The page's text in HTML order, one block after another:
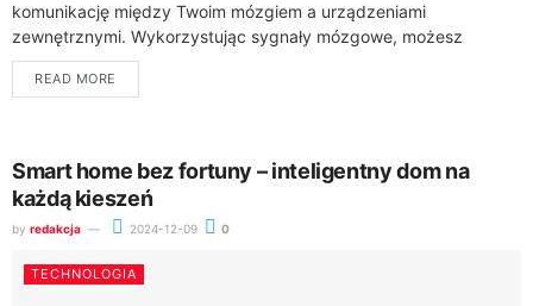
komunikację między Twoim mózgiem a urządzeniami
zewnętrznymi. Wykorzystując sygnały mózgowe, możesz
sterować komputerami, robotami i innymi systemami
elektronicznymi bez użycia tradycyjnych metod, takich jak...
READ MORE
Smart home bez fortuny – inteligentny dom na
każdą kieszeń
by redakcja 2024-12-09 0
TECHNOLOGIA